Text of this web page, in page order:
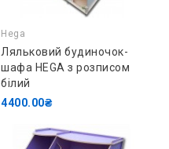
Hega
Ляльковий будиночок-
шафа HEGA з розписом
білий
4400.00₴